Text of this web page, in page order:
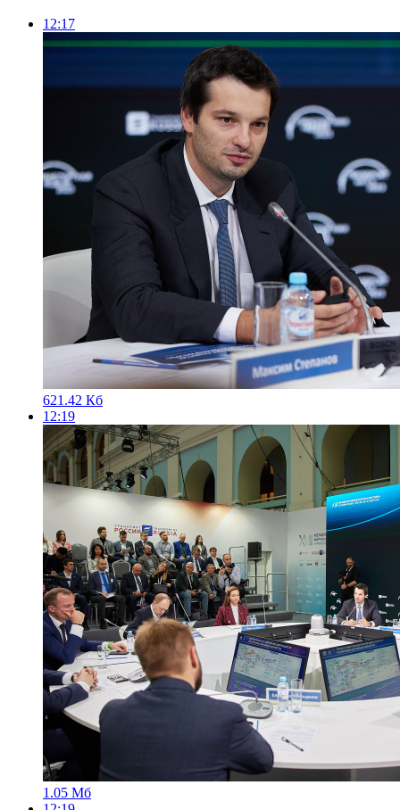
12:17
621.42 Кб
12:19
1.05 Мб